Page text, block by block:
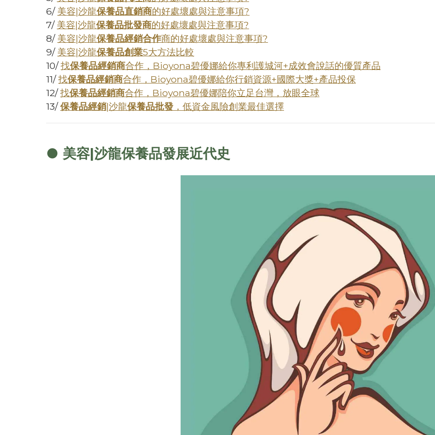
6/ 美容|沙龍保養品直銷商的好處壞處與注意事項?
7/ 美容|沙龍保養品批發商的好處壞處與注意事項?
8/ 美容|沙龍保養品經銷合作商的好處壞處與注意事項?
9/ 美容|沙龍保養品創業5大方法比較
10/找保養品經銷商合作，Bioyona碧優娜給你專利護城河+成效會說話的優質產品
11/找保養品經銷商合作，Bioyona碧優娜給你行銷資源+國際大獎+產品投保
12/找保養品經銷商合作，Bioyona碧優娜陪你立足台灣，放眼全球
13/保養品經銷|沙龍保養品批發 ，低資金風險創業最佳選擇
● 美容|沙龍保養品發展近代史